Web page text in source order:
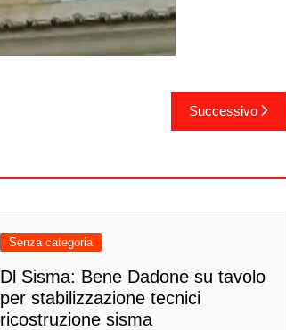
Successivo
Senza categoria
Dl Sisma: Bene Dadone su tavolo
per stabilizzazione tecnici
ricostruzione sisma